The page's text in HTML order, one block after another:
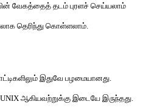
வேகத்தைத் தடம் புரளச் செய்யலாம்
தெரிந்து கொள்ளலாம்.
இதுவே பழமையானது.
ஆகியவற்றுக்கு இடையே இருந்தது.